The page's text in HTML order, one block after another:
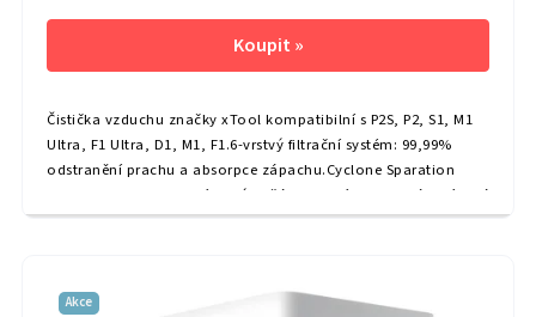
Čistička vzduchu značky xTool kompatibilní s P2S, P2, S1, M1
Ultra, F1 Ultra, D1, M1, F1.6-vrstvý filtrační systém: 99,99%
odstranění prachu a absorpce zápachu.Cyclone Sparation
Technology: Zachycení velkých částic.První ultrahustá uhlíková
síť na světě, 97,97 % absorbuje pachy.Inteligentní...
Akce